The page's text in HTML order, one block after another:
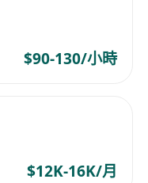
$90-130/小時
$12K-16K/月